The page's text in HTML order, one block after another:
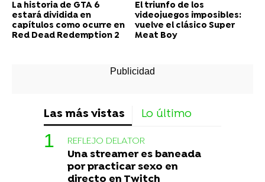
La historia de GTA 6
estará dividida en
capítulos como ocurre en
Red Dead Redemption 2
El triunfo de los
videojuegos imposibles:
vuelve el clásico Super
Meat Boy
Las más vistas Lo último
REFLEJO DELATOR
Una streamer es baneada
por practicar sexo en
directo en Twitch